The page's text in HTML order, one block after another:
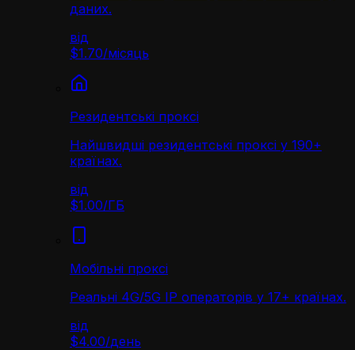
даних.
від
$1.70/місяць
Резидентські проксі
Найшвидші резидентські проксі у 190+
країнах.
від
$1.00/ГБ
Мобільні проксі
Реальні 4G/5G IP операторів у 17+ країнах.
від
$4.00/день